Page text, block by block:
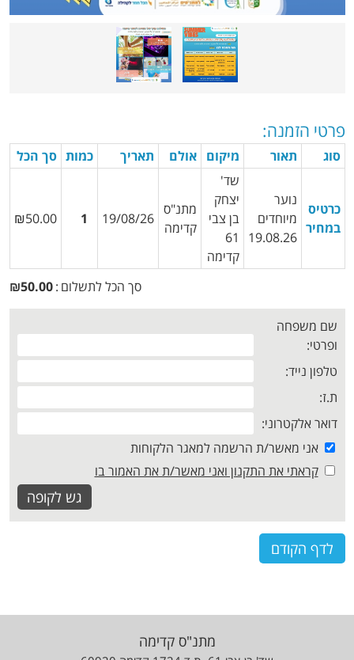
פרטי הזמנה:
סוג תאור מיקום אולם תאריך כמות סך הכל
כרטיס
במחיר
נוער
מיוחדים
19.08.26
שד'
יצחק
בן צבי
61
קדימה
מתנ"ס
קדימה
19/08/26
₪50.00
סך הכל לתשלום
סך
הכל
50.00
שם משפחה
ופרטי:
טלפון נייד:
ת.ז:
דואר אלקטרוני:
אני מאשר/ת הרשמה למאגר הלקוחות
קראתי את התקנון ואני מאשר/ת את האמור בו
לדף הקודם
מתנ"ס קדימה